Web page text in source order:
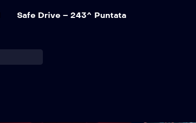
Safe Drive – 243^ Puntata